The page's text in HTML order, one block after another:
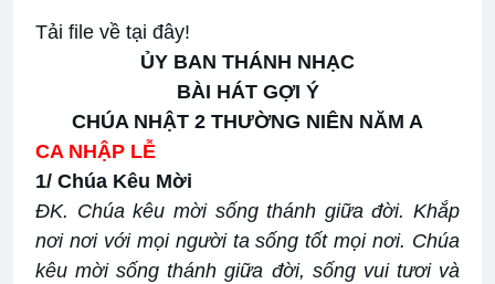
Tải file về tại đây!
ỦY BAN THÁNH NHẠC
BÀI HÁT GỢI Ý
CHÚA NHẬT 2 THƯỜNG NIÊN NĂM A
CA NHẬP LỄ
1/ Chúa Kêu Mời
ĐK. Chúa kêu mời sống thánh giữa đời. Khắp
nơi nơi với mọi người ta sống tốt mọi nơi. Chúa
kêu mời sống thánh giữa đời, sống vui tươi và